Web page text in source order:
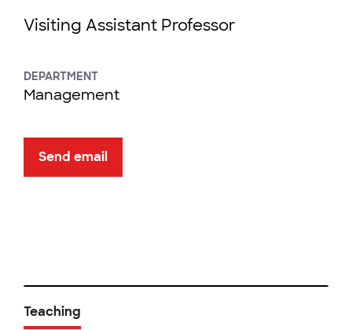
Visiting Assistant Professor
DEPARTMENT
Management
Send email
Teaching